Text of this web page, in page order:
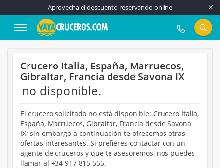
Aprovecha el descuento reservando online
917 815 555
Crucero Italia, España, Marruecos,
Gibraltar, Francia desde Savona IX
no disponible.
El crucero solicitado no está disponible: Crucero Italia,
España, Marruecos, Gibraltar, Francia desde Savona
IX; sin embargo a continuación te ofrecemos otras
ofertas interesantes. Si prefieres contactar con un
agente de cruceros y que te asesoremos, nos puedes
llamar al +34 917 815 555.